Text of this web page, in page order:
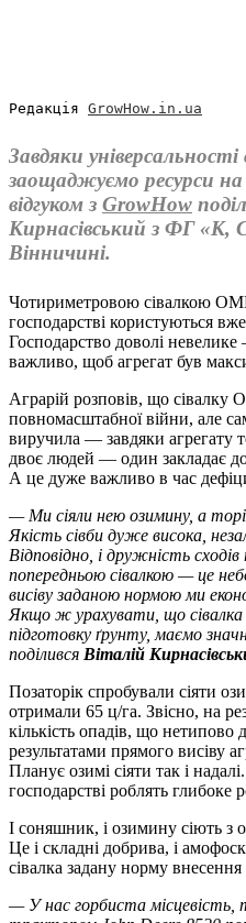
Редакція GrowHow.in.ua
Завдяки
заощаджуємо ресурси
відгуком з GrowHow
Кирнасівський з ФГ «К,
Вінничині.
Чотириметровою сівалкою
господарстві користуються
Господарство доволі
важливо, щоб агрегат був
Аграрій розповів, що сівалку
повномасштабної війни, але
виручила — завдяки агрегату
двоє людей — один закладає
А це дуже важливо в час
— Ми сіяли нею озимину, а
Якість сівби дуже висока,
Відповідно, і дружність
попередньою сівалкою — це
висіву заданою нормою ми
Якщо ж урахувати, що сівалка
підготовку ґрунту, маємо
поділився Віталій
Позаторік спробували сіяти
отримали 65 ц/га. Звісно, на
кількість опадів, що
результатами прямого висіву
Планує озимі сіяти так і
господарстві роблять глибоке
І соняшник, і озимину сіють з
Це і складні добрива, і
сівалка задану норму внесення
— У нас горбиста місцевість,